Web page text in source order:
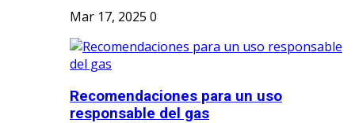
Mar 17, 2025 0
Recomendaciones para un uso
responsable del gas